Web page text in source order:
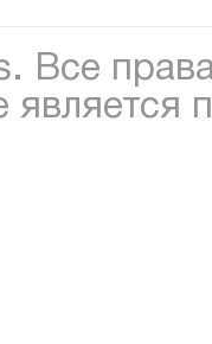
Все
является